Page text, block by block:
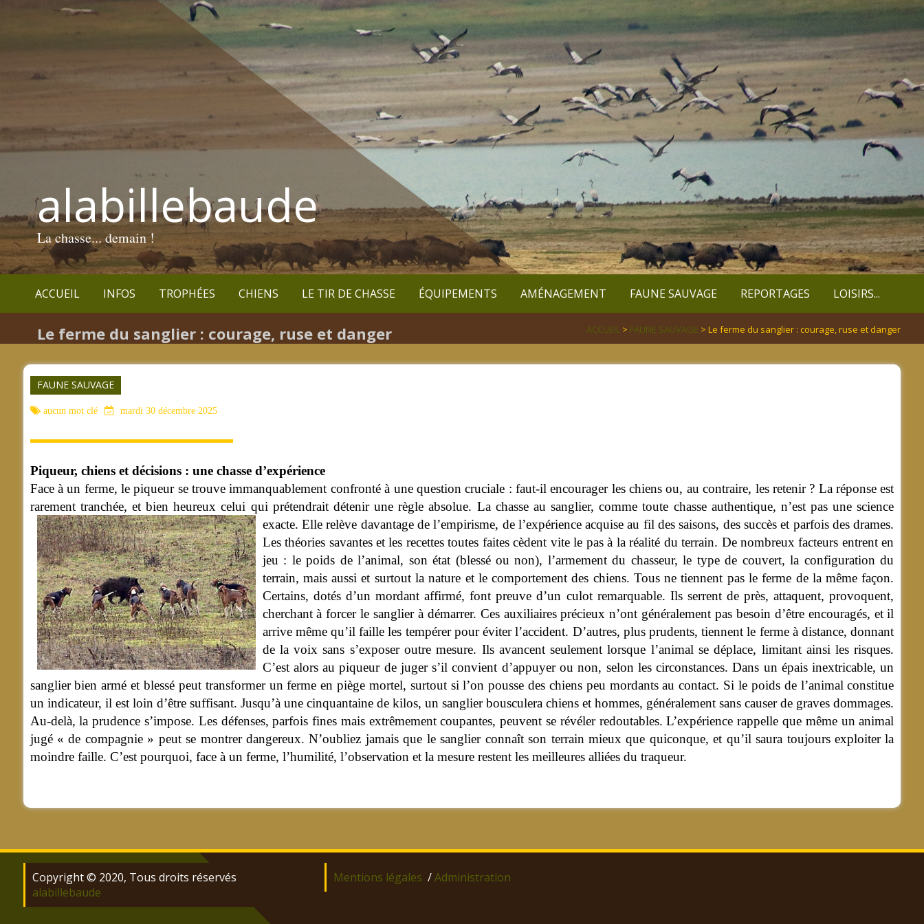
alabillebaude
La chasse... demain !
ACCUEIL INFOS TROPHÉES CHIENS LE TIR DE CHASSE ÉQUIPEMENTS AMÉNAGEMENT FAUNE SAUVAGE REPORTAGES LOISIRS...
Le ferme du sanglier : courage, ruse et danger ACCUEIL > FAUNE SAUVAGE > Le ferme du sanglier : courage, ruse et danger
FAUNE SAUVAGE
aucun mot clé mardi 30 décembre 2025
Piqueur, chiens et décisions : une chasse d’expérience
Face à un ferme, le piqueur se trouve immanquablement confronté à une question cruciale : faut-il encourager les chiens ou, au contraire, les retenir ? La réponse est
rarement tranchée, et bien heureux celui qui prétendrait détenir une règle absolue. La chasse au sanglier, comme toute chasse authentique, n’est pas une science
exacte. Elle relève davantage de l’empirisme, de l’expérience acquise au fil des saisons, des succès et parfois des drames.
Les théories savantes et les recettes toutes faites cèdent vite le pas à la réalité du terrain. De nombreux facteurs entrent en
jeu : le poids de l’animal, son état (blessé ou non), l’armement du chasseur, le type de couvert, la configuration du
terrain, mais aussi et surtout la nature et le comportement des chiens. Tous ne tiennent pas le ferme de la même façon.
Certains, dotés d’un mordant affirmé, font preuve d’un culot remarquable. Ils serrent de près, attaquent, provoquent,
cherchant à forcer le sanglier à démarrer. Ces auxiliaires précieux n’ont généralement pas besoin d’être encouragés, et il
arrive même qu’il faille les tempérer pour éviter l’accident. D’autres, plus prudents, tiennent le ferme à distance, donnant
de la voix sans s’exposer outre mesure. Ils avancent seulement lorsque l’animal se déplace, limitant ainsi les risques.
C’est alors au piqueur de juger s’il convient d’appuyer ou non, selon les circonstances. Dans un épais inextricable, un
sanglier bien armé et blessé peut transformer un ferme en piège mortel, surtout si l’on pousse des chiens peu mordants au contact. Si le poids de l’animal constitue
un indicateur, il est loin d’être suffisant. Jusqu’à une cinquantaine de kilos, un sanglier bousculera chiens et hommes, généralement sans causer de graves dommages.
Au-delà, la prudence s’impose. Les défenses, parfois fines mais extrêmement coupantes, peuvent se révéler redoutables. L’expérience rappelle que même un animal
jugé « de compagnie » peut se montrer dangereux. N’oubliez jamais que le sanglier connaît son terrain mieux que quiconque, et qu’il saura toujours exploiter la
moindre faille. C’est pourquoi, face à un ferme, l’humilité, l’observation et la mesure restent les meilleures alliées du traqueur.
Copyright © 2020, Tous droits réservés
alabillebaude
Mentions légales /Administration